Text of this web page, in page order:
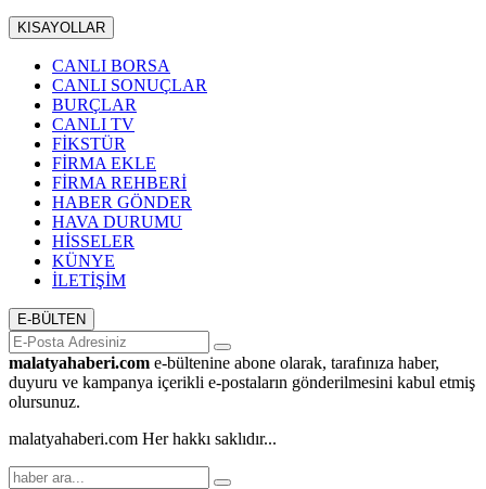
KISAYOLLAR
CANLI BORSA
CANLI SONUÇLAR
BURÇLAR
CANLI TV
FİKSTÜR
FİRMA EKLE
FİRMA REHBERİ
HABER GÖNDER
HAVA DURUMU
HİSSELER
KÜNYE
İLETİŞİM
E-BÜLTEN
malatyahaberi.com e-bültenine abone olarak, tarafınıza haber,
duyuru ve kampanya içerikli e-postaların gönderilmesini kabul etmiş
olursunuz.
malatyahaberi.com Her hakkı saklıdır...